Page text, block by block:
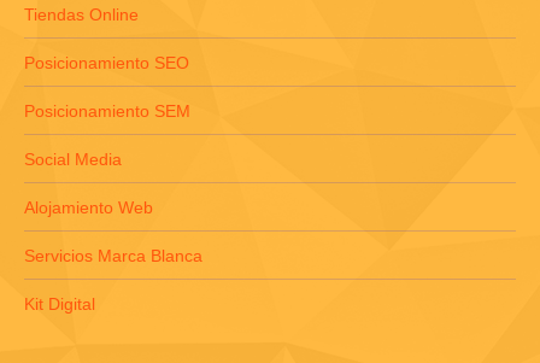
Tiendas Online
Posicionamiento SEO
Posicionamiento SEM
Social Media
Alojamiento Web
Servicios Marca Blanca
Kit Digital